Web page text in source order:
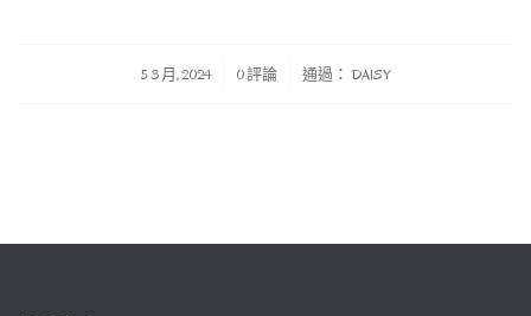
5 3 月, 2024
/ 0 評論 通過： DAISY